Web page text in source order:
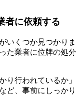
者に依頼する
いくつか見つかりま
た業者に位牌の処分
り行われているか」
ど、事前にしっかり